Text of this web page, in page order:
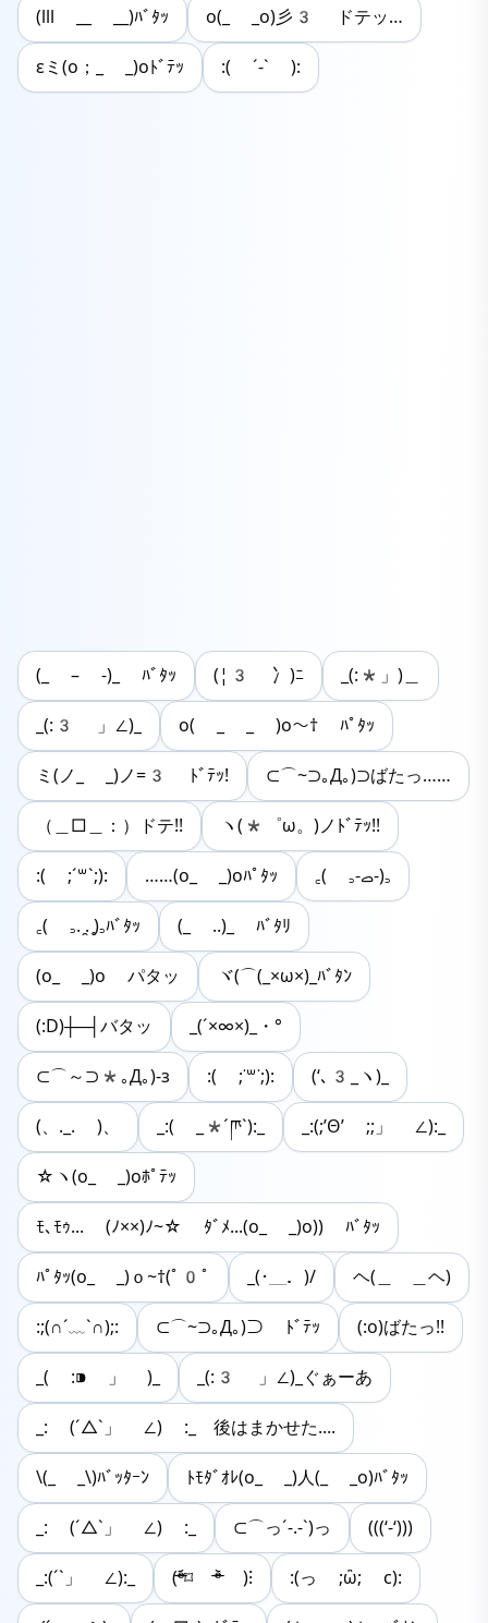
(lll __ __)ﾊﾞﾀｯ ο(_ _ο)彡3 ドテッ…
εミ(о；_ _)оﾄﾞﾃｯ :( ´-` ):
(_ – -)_ ﾊﾞﾀｯ (¦3 冫)ﾆ _(:*」)＿
_(:3 」∠)_ o( _ _ )o〜† ﾊﾟﾀｯ
ミ(ノ_ _)ノ=3 ﾄﾞﾃｯ! ⊂⌒~⊃｡Д｡)⊃ばたっ……
（＿□＿：）ドテ!! ヽ(*゜ω。)ノﾄﾞﾃｯ!!
:( ;´꒳`;): ……(o_ _)oﾊﾟﾀｯ ‎꜀( ꜆-ࡇ-)꜆
꜀( ꜆. ̯. ̥)꜆ﾊﾞﾀｯ (_ ..)_ ﾊﾞﾀﾘ
(o_ _)o パタッ ヾ(⌒(_×ω×)_ﾊﾞﾀﾝ
(:D)┼─┤バタッ _(´×∞×)_・°
⊂⌒～⊃*｡Д｡)-з :( ;˙꒳˙;): (‘､3_ヽ)_
(、._. )、 _:( _* ́ཫ`):_ _:(;’Θ’ ;;」 ∠):_
☆ヽ(o_ _)oﾎﾟﾃｯ
ﾓ､ﾓｩ... (ﾉ××)ﾉ~☆ ﾀﾞﾒ...(o_ _)o)) ﾊﾞﾀｯ
ﾊﾟﾀｯ(o_ _)ｏ~†(ﾟ0ﾟ _(･＿．)/ ヘ(＿ ＿ヘ)
:;(∩´﹏`∩);: ⊂⌒~⊃｡Д｡)⊃ ﾄﾞﾃｯ (:o)ばたっ!!
_( :⁍ 」 )_ _(:3 」∠)_ぐぁーあ
_: (´△`」 ∠) :_ 後はまかせた....
\(_ _\)ﾊﾞｯﾀｰﾝ ﾄﾓﾀﾞｵﾚ(o_ _)人(_ _o)ﾊﾞﾀｯ
_: (´△`」 ∠) :_ ⊂⌒っ´-.-`)っ (((‘-‘)))
_:(´`」 ∠):_ (ᵒ̴̶̷᷄⌑ ᵒ̴̶̷᷅ )⁝ :(っ ;ὢ; c):